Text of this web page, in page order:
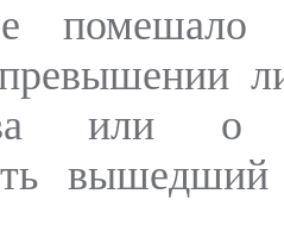
помешало
или о